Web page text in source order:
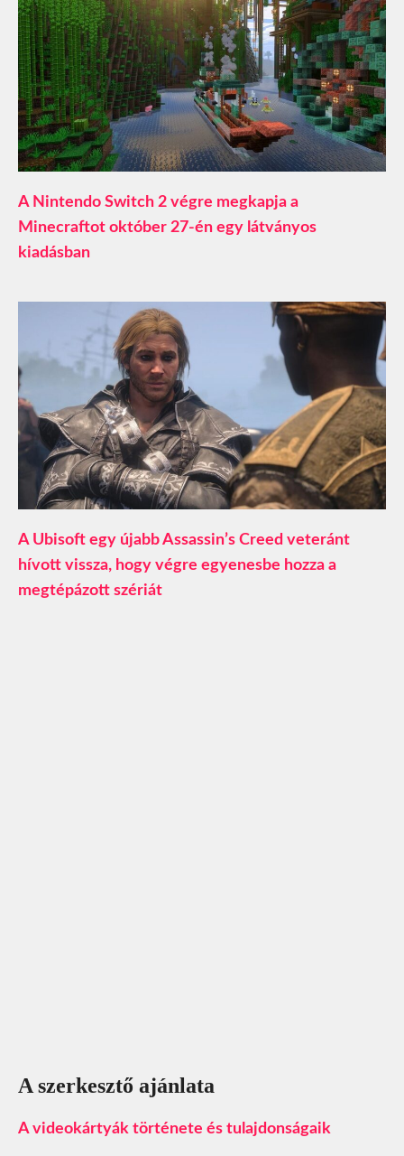
A Nintendo Switch 2 végre megkapja a
Minecraftot október 27-én egy látványos
kiadásban
A Ubisoft egy újabb Assassin’s Creed veteránt
hívott vissza, hogy végre egyenesbe hozza a
megtépázott szériát
A szerkesztő ajánlata
A videokártyák története és tulajdonságaik